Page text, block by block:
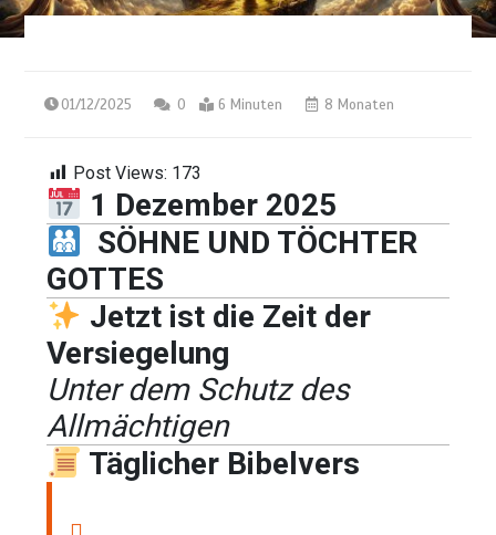
01/12/2025 0 6 Minuten 8 Monaten
Post Views: 173
1 Dezember 2025
SÖHNE UND TÖCHTER
GOTTES
Jetzt ist die Zeit der
Versiegelung
Unter dem Schutz des
Allmächtigen
Täglicher Bibelvers